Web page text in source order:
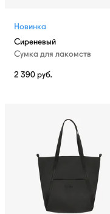
Новинка
Сиреневый
Сумка для лакомств
2 390 руб.